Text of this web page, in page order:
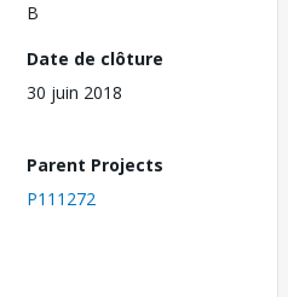
B
Date de clôture
30 juin 2018
Parent Projects
P111272